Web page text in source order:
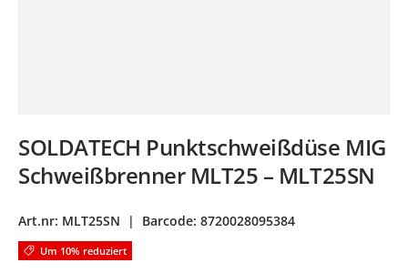
SOLDATECH Punktschweißdüse MIG
Schweißbrenner MLT25 – MLT25SN
Art.nr: MLT25SN | Barcode: 8720028095384
Um 10% reduziert